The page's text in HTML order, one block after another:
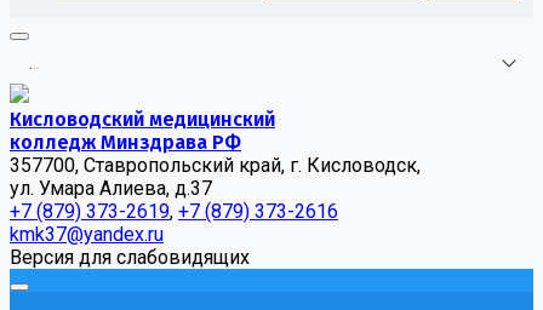
...
Кисловодский медицинский
колледж Минздрава РФ
357700, Ставропольский край, г. Кисловодск,
ул. Умара Алиева, д.37
+7 (879) 373-2619, +7 (879) 373-2616
kmk37@yandex.ru
Версия для слабовидящих